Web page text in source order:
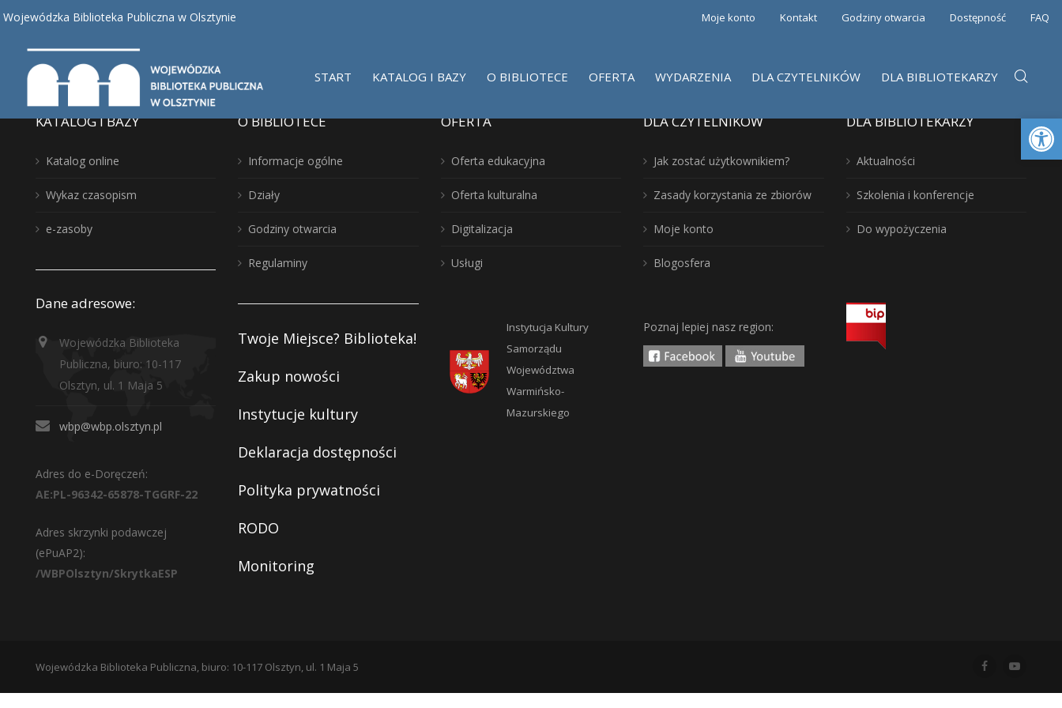
Wojewódzka Biblioteka Publiczna w Olsztynie Moje konto Kontakt Godziny otwarcia Dostępność FAQ
START KATALOG I BAZY O BIBLIOTECE OFERTA WYDARZENIA DLA CZYTELNIKÓW DLA BIBLIOTEKARZY
Nothing found, sorry.
KATALOG I BAZY
Katalog online
Wykaz czasopism
e-zasoby
Dane adresowe:
Wojewódzka Biblioteka
Publiczna, biuro: 10-117
Olsztyn, ul. 1 Maja 5
wbp@wbp.olsztyn.pl
Adres do e-Doręczeń:
AE:PL-96342-65878-TGGRF-22
Adres skrzynki podawczej
(ePuAP2):
/WBPOlsztyn/SkrytkaESP
O BIBLIOTECE
Informacje ogólne
Działy
Godziny otwarcia
Regulaminy
Twoje Miejsce? Biblioteka!
Zakup nowości
Instytucje kultury
Deklaracja dostępności
Polityka prywatności
RODO
Monitoring
OFERTA
Oferta edukacyjna
Oferta kulturalna
Digitalizacja
Usługi
Instytucja Kultury
Samorządu
Województwa
Warmińsko-
Mazurskiego
DLA CZYTELNIKÓW
Jak zostać użytkownikiem?
Zasady korzystania ze zbiorów
Moje konto
Blogosfera
Poznaj lepiej nasz region:
DLA BIBLIOTEKARZY
Aktualności
Szkolenia i konferencje
Do wypożyczenia
Wojewódzka Biblioteka Publiczna, biuro: 10-117 Olsztyn, ul. 1 Maja 5